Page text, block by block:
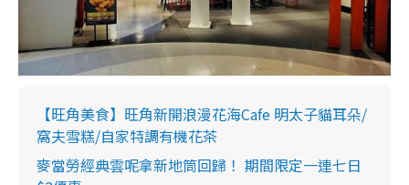
【旺角美食】旺角新開浪漫花海Cafe 明太子貓耳朵/
窩夫雪糕/自家特調有機花茶
麥當勞經典雲呢拿新地筒回歸！ 期間限定一連七日